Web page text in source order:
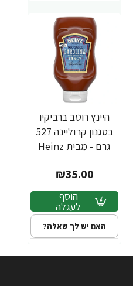
היינץ רוטב ברביקיו
בסגנון קרוליינה 527
גרם - מבית Heinz
₪35.00
הוסף
לעגלה
האם יש לך שאלה?